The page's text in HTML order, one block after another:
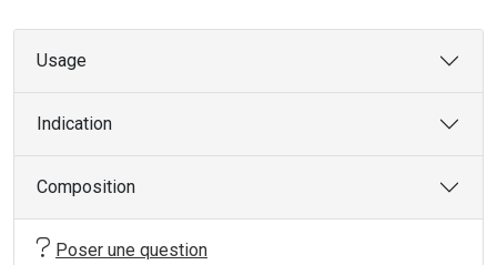
Usage
Indication
Composition
Poser une question